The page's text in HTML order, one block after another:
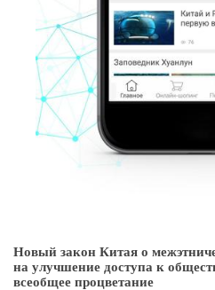
Новый закон Китая о
на улучшение доступа к
всеобщее процветание